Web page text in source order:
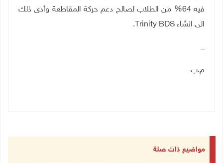
فيه 64% من الطلاب لصالح دعم حركة المقاطعة وأدى ذلك
الى انشاء Trinity BDS
.
ــــ
م.ب
مواضيع ذات صلة